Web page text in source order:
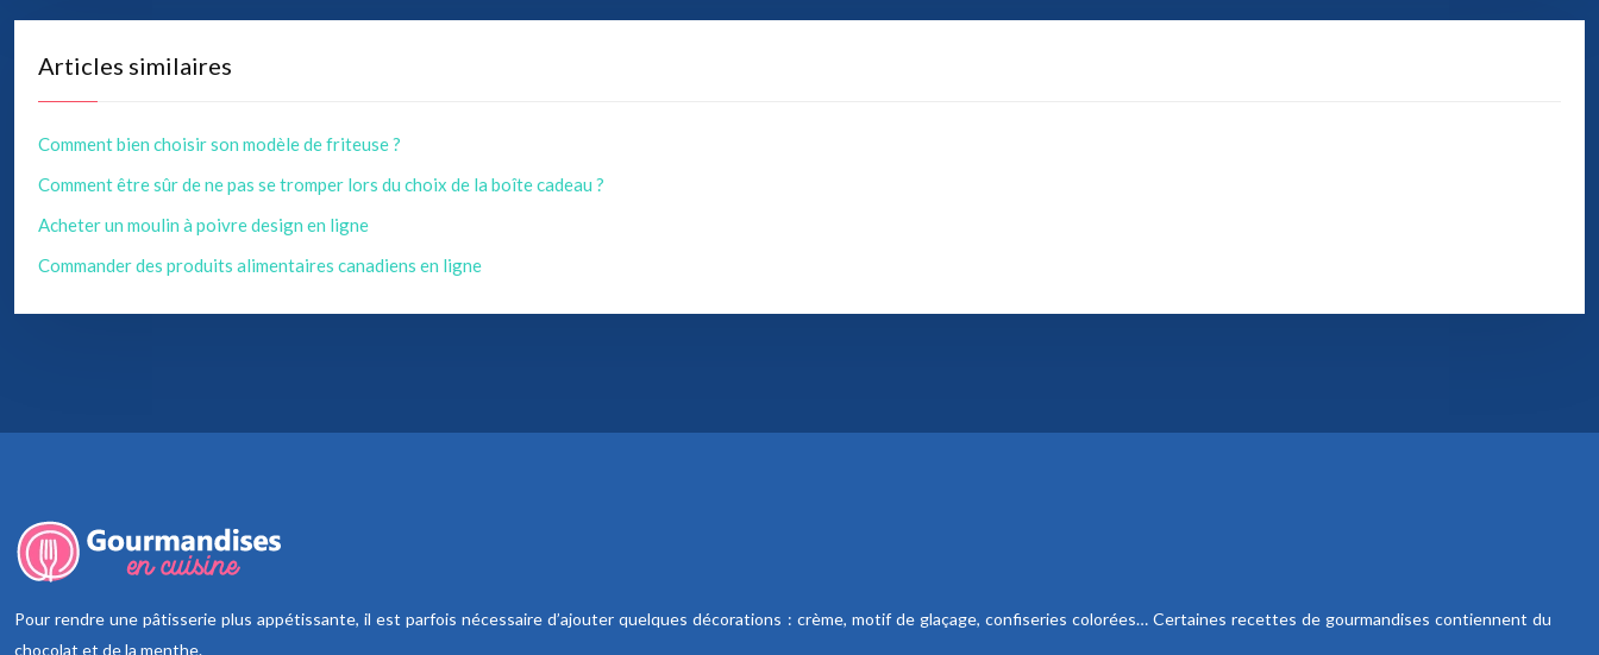
Articles similaires
Comment bien choisir son modèle de friteuse ?
Comment être sûr de ne pas se tromper lors du choix de la boîte cadeau ?
Acheter un moulin à poivre design en ligne
Commander des produits alimentaires canadiens en ligne
Pour rendre une pâtisserie plus appétissante, il est parfois nécessaire d’ajouter quelques décorations : crème, motif de glaçage, confiseries colorées… Certaines recettes de gourmandises contiennent du
chocolat et de la menthe.